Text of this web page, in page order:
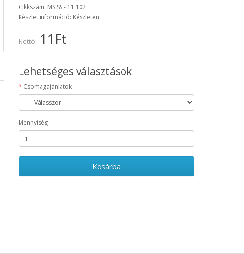
Cikkszám: MS.SS - 11.102
Készlet információ: Készleten
Nettó: 11Ft
Lehetséges választások
Csomagajánlatok
Mennyiség
Kosárba